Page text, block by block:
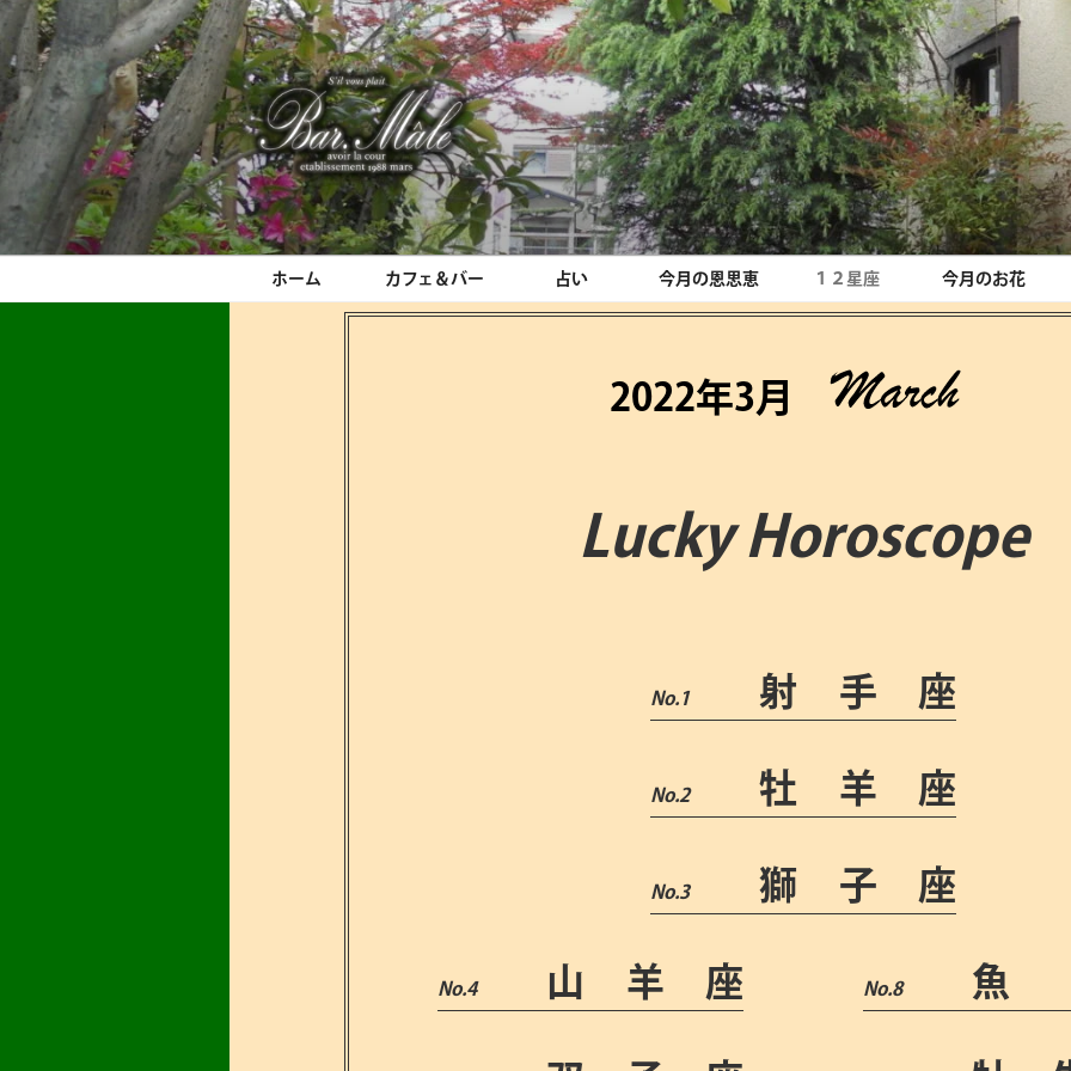
コ
ン
テ
ン
ツ
キ
ッ
Bar.Male
ホーム カフェ＆バー 占い 今月の恩思恵 １２星座 今月のお花
2022年3月
Lucky Horoscope
射手座
牡羊座
獅子座
山羊座 魚